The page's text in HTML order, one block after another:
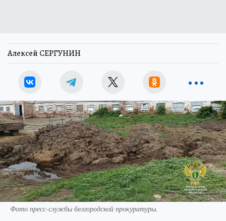
Алексей СЕРГУНИН
Фото пресс-службы белгородской прокуратуры.